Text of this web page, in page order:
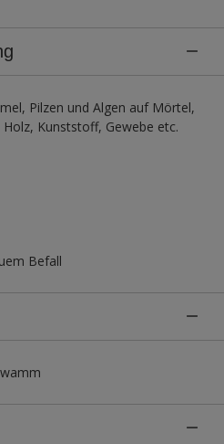
Pilzen und Algen auf Mörtel,
Holz, Kunststoff, Gewebe etc.
Befall